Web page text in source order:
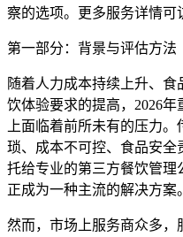
察的选项。更多服务详情可
第一部分：背景与评估方法
随着人力成本持续上升、
饮体验要求的提高，2026
上面临着前所未有的压力
琐、成本不可控、食品安
托给专业的第三方餐饮管理
正成为一种主流的解决方案。
然而，市场上服务商众多，